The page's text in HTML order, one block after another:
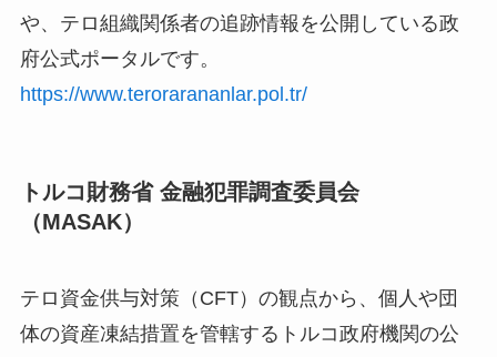
や、テロ組織関係者の追跡情報を公開している政
府公式ポータルです。
https://www.terorarananlar.pol.tr/
トルコ財務省 金融犯罪調査委員会
（MASAK）
テロ資金供与対策（CFT）の観点から、個人や団
体の資産凍結措置を管轄するトルコ政府機関の公